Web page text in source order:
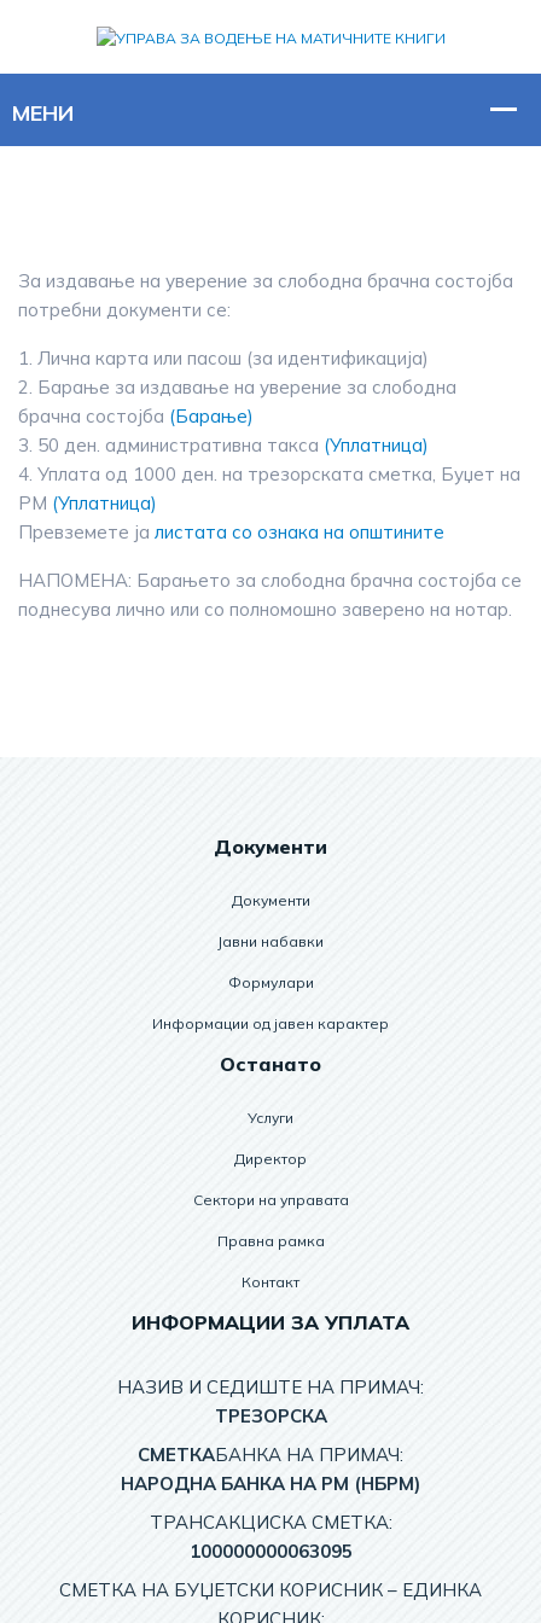
За издавање на уверение за слободна брачна состојба
потребни документи се:
1. Лична карта или пасош (за идентификација)
2. Барање за издавање на уверение за слободна
брачна состојба (Барање)
3. 50 ден. административна такса (Уплатница)
4. Уплата од 1000 ден. на трезорската сметка, Буџет на
РМ (Уплатница)
Превземете ја листата со ознака на општините
НАПОМЕНА: Барањето за слободна брачна состојба се
поднесува лично или со полномошно заверено на нотар.
Документи
Документи
Јавни набавки
Формулари
Информации од јавен карактер
Останато
Услуги
Директор
Сектори на управата
Правна рамка
Контакт
ИНФОРМАЦИИ ЗА УПЛАТА
НАЗИВ И СЕДИШТЕ НА ПРИМАЧ:
TРЕЗОРСКА
СМЕТКАБАНКА НА ПРИМАЧ:
НАРОДНА БАНКА НА РМ (НБРМ)
ТРАНСАКЦИСКА СМЕТКА:
100000000063095
СМЕТКА НА БУЏЕТСКИ КОРИСНИК – EДИНКА
КОРИСНИК: